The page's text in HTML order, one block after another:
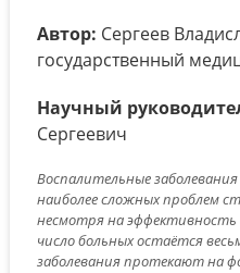
Автор: Сергеев
государственный
Научный
Сергеевич
Воспалительные
наиболее сложных проблем
несмотря на
число больных остаётся
заболевания протекают на